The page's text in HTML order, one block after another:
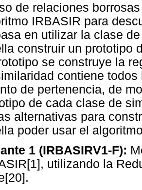
de relaciones
IRBASIR para
en utilizar la clase
construir un prototipo
se construye la
contiene
de pertenencia, de
de cada clase de
alternativas para
poder usar el
1 (IRBASIRV1-F):
utilizando la